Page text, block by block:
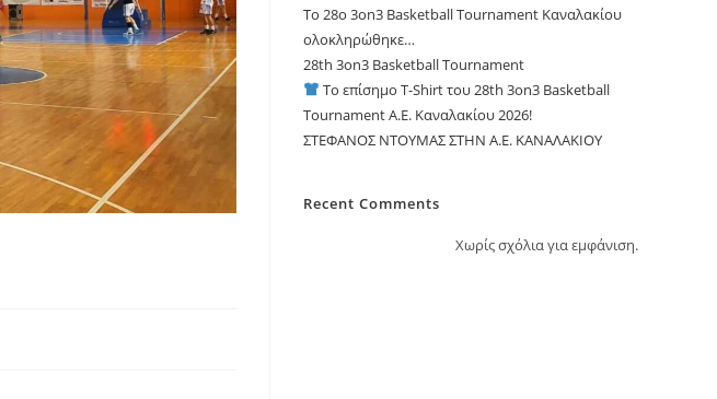
Το 28ο 3on3 Basketball Tournament Καναλακίου
ολοκληρώθηκε…
28th 3on3 Basketball Tournament
Το επίσημο T-Shirt του 28th 3on3 Basketball
Tournament A.E. Καναλακίου 2026!
ΣΤΕΦΑΝΟΣ ΝΤΟΥΜΑΣ ΣΤΗΝ Α.Ε. ΚΑΝΑΛΑΚΙΟΥ
Recent Comments
Χωρίς σχόλια για εμφάνιση.